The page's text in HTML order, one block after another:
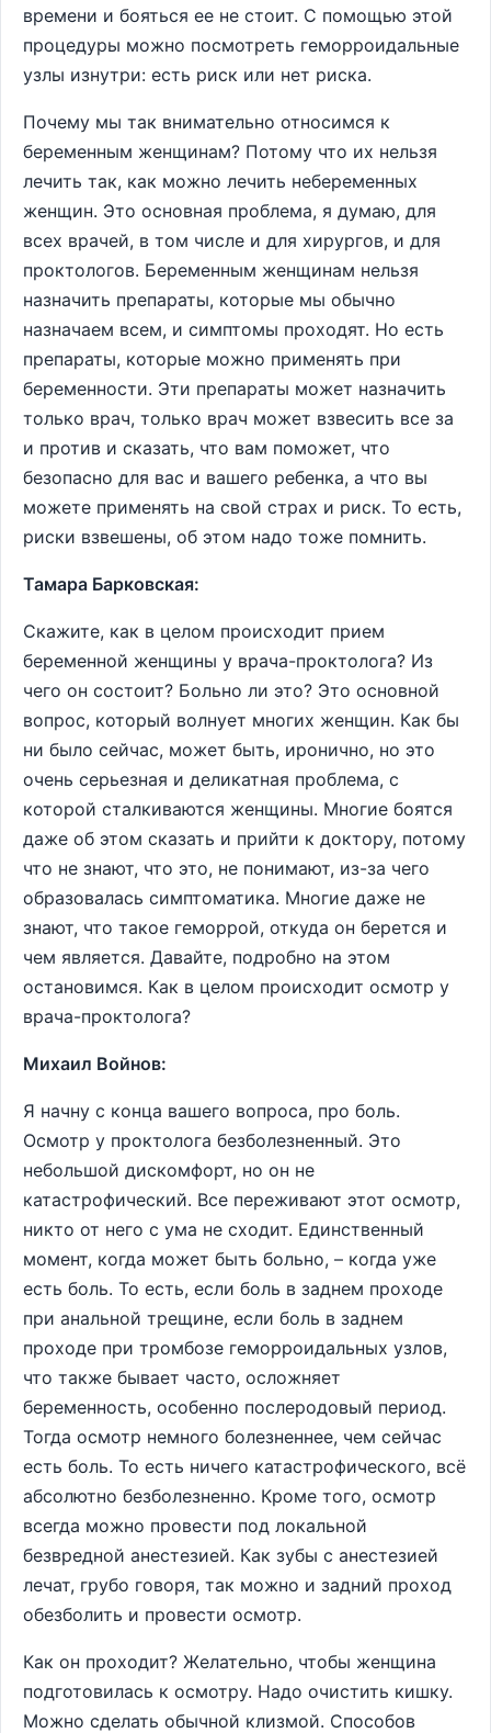
времени и бояться ее не стоит. С помощью этой
процедуры можно посмотреть геморроидальные
узлы изнутри: есть риск или нет риска.
Почему мы так внимательно относимся к
беременным женщинам? Потому что их нельзя
лечить так, как можно лечить небеременных
женщин. Это основная проблема, я думаю, для
всех врачей, в том числе и для хирургов, и для
проктологов. Беременным женщинам нельзя
назначить препараты, которые мы обычно
назначаем всем, и симптомы проходят. Но есть
препараты, которые можно применять при
беременности. Эти препараты может назначить
только врач, только врач может взвесить все за
и против и сказать, что вам поможет, что
безопасно для вас и вашего ребенка, а что вы
можете применять на свой страх и риск. То есть,
риски взвешены, об этом надо тоже помнить.
Тамара Барковская:
Скажите, как в целом происходит прием
беременной женщины у врача-проктолога? Из
чего он состоит? Больно ли это? Это основной
вопрос, который волнует многих женщин. Как бы
ни было сейчас, может быть, иронично, но это
очень серьезная и деликатная проблема, с
которой сталкиваются женщины. Многие боятся
даже об этом сказать и прийти к доктору, потому
что не знают, что это, не понимают, из-за чего
образовалась симптоматика. Многие даже не
знают, что такое геморрой, откуда он берется и
чем является. Давайте, подробно на этом
остановимся. Как в целом происходит осмотр у
врача-проктолога?
Михаил Войнов:
Я начну с конца вашего вопроса, про боль.
Осмотр у проктолога безболезненный. Это
небольшой дискомфорт, но он не
катастрофический. Все переживают этот осмотр,
никто от него с ума не сходит. Единственный
момент, когда может быть больно, – когда уже
есть боль. То есть, если боль в заднем проходе
при анальной трещине, если боль в заднем
проходе при тромбозе геморроидальных узлов,
что также бывает часто, осложняет
беременность, особенно послеродовый период.
Тогда осмотр немного болезненнее, чем сейчас
есть боль. То есть ничего катастрофического, всё
абсолютно безболезненно. Кроме того, осмотр
всегда можно провести под локальной
безвредной анестезией. Как зубы с анестезией
лечат, грубо говоря, так можно и задний проход
обезболить и провести осмотр.
Как он проходит? Желательно, чтобы женщина
подготовилась к осмотру. Надо очистить кишку.
Можно сделать обычной клизмой. Способов